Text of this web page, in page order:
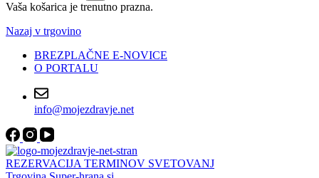
Vaša košarica je trenutno prazna.
Nazaj v trgovino
BREZPLAČNE E-NOVICE
O PORTALU
info@mojezdravje.net
REZERVACIJA TERMINOV SVETOVANJ